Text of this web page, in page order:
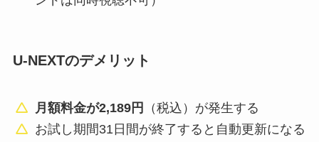
U-NEXTのデメリット
月額料金が2,189円
（税込）が発生する
お試し期間31日間が終了すると自動更新になる